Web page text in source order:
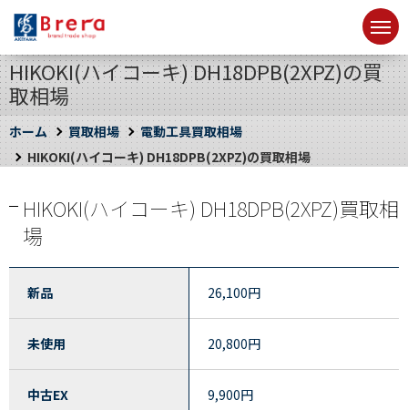
HIKOKI(ハイコーキ) DH18DPB(2XPZ)の買
取相場
ホーム 買取相場
電動工具買取相場
HIKOKI(ハイコーキ) DH18DPB(2XPZ)の買取相場
HIKOKI(ハイコーキ) DH18DPB(2XPZ)買取相
場
新品 26,100円
未使用 20,800円
中古EX 9,900円